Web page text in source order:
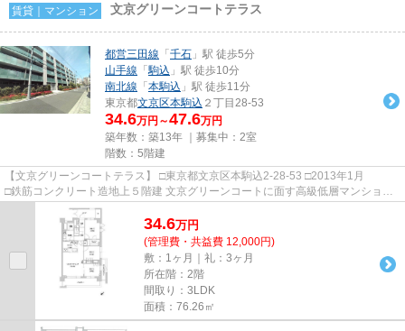
賃貸｜マンション 文京グリーンコートテラス
都営三田線 「 千石 」駅 徒歩5分
山手線 「駒込 」駅 徒歩10分
南北線 「 本駒込 」駅 徒歩11分
東京都文京区本駒込 ２丁目28-53
34.6万円～47.6万円
築年数：築13年 ｜募集中： 2室
階数：5階建
【文京グリーンコートテラス】 □東京都文京区本駒込2-28-53 □2013年1月
□鉄筋コンクリート造地上５階建 文京グリーンコートに面す高級低層マンション
のご紹介です！ 都営三田線「...
34.6万円
(管理費・共益費 12,000円)
敷：1ヶ月｜礼：3ヶ月
所在階：2階
間取り：3LDK
面積：76.26㎡